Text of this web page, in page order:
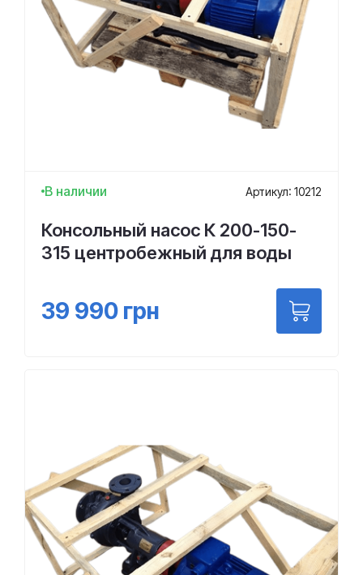
В наличии Артикул: 10212
Консольный насос К 200-150-
315 центробежный для воды
39 990 грн